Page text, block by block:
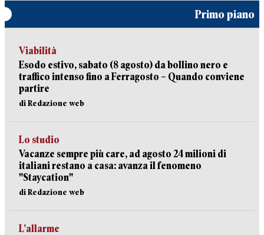
Primo piano
Viabilità
Esodo estivo, sabato (8 agosto) da bollino nero e
traffico intenso fino a Ferragosto – Quando conviene
partire
di Redazione web
Lo studio
Vacanze sempre più care, ad agosto 24 milioni di
italiani restano a casa: avanza il fenomeno
"Staycation"
di Redazione web
L’allarme